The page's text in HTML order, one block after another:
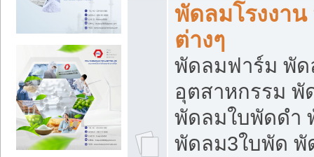
พัดลมโรงงา
ต่างๆ
พัดลมฟาร์ม พัด
อุตสาหกรรม
พัดลมใบพัดดำ
พัดลม3ใบพัด พั